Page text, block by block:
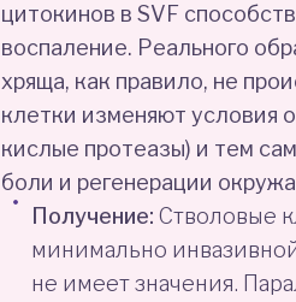
цитокинов в SVF
воспаление. Реального
хряща, как правило, не
клетки изменяют условия
кислые протеазы) и тем
боли и регенерации
Получение: Стволовые
минимально
не имеет значения.